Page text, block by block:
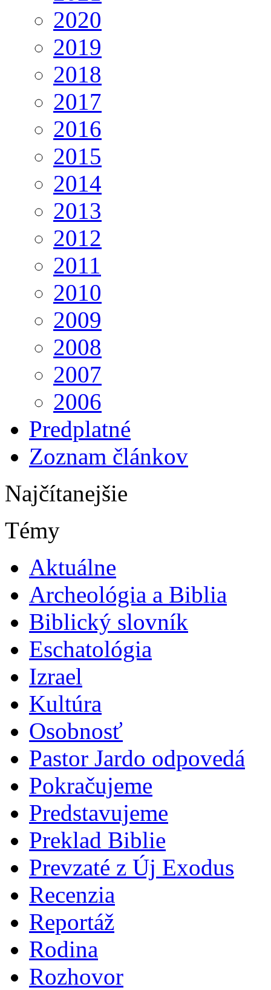
2020
2019
2018
2017
2016
2015
2014
2013
2012
2011
2010
2009
2008
2007
2006
Predplatné
Zoznam článkov
Najčítanejšie
Témy
Aktuálne
Archeológia a Biblia
Biblický slovník
Eschatológia
Izrael
Kultúra
Osobnosť
Pastor Jardo odpovedá
Pokračujeme
Predstavujeme
Preklad Biblie
Prevzaté z Új Exodus
Recenzia
Reportáž
Rodina
Rozhovor